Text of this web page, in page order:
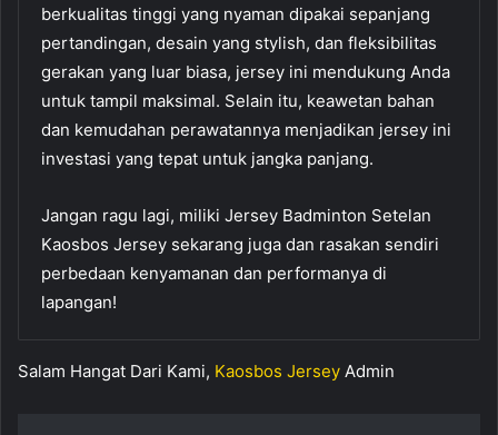
berkualitas tinggi yang nyaman dipakai sepanjang
pertandingan, desain yang stylish, dan fleksibilitas
gerakan yang luar biasa, jersey ini mendukung Anda
untuk tampil maksimal. Selain itu, keawetan bahan
dan kemudahan perawatannya menjadikan jersey ini
investasi yang tepat untuk jangka panjang.
Jangan ragu lagi, miliki Jersey Badminton Setelan
Kaosbos Jersey sekarang juga dan rasakan sendiri
perbedaan kenyamanan dan performanya di
lapangan!
Salam Hangat Dari Kami, Kaosbos Jersey Admin